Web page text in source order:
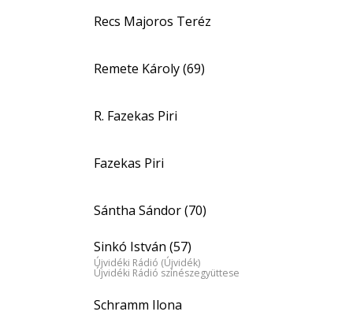
Recs Majoros Teréz
Remete Károly (69)
R. Fazekas Piri
Fazekas Piri
Sántha Sándor (70)
Sinkó István (57)
Újvidéki Rádió (Újvidék)
Újvidéki Rádió színészegyüttese
Schramm Ilona